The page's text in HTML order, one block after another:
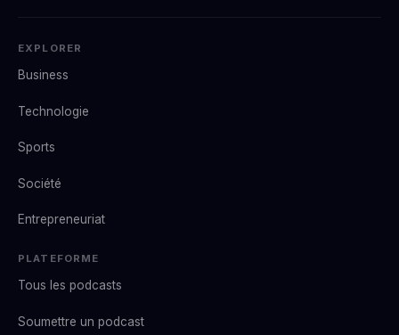
EXPLORER
Business
Technologie
Sports
Société
Entrepreneuriat
PLATEFORME
Tous les podcasts
Soumettre un podcast